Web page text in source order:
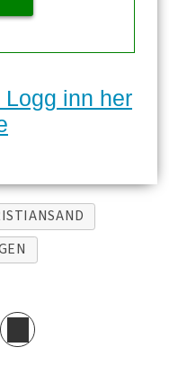
inn her